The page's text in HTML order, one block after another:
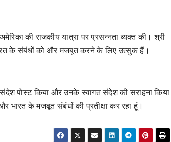
की राजकीय यात्रा पर प्रसन्नता व्यक्त की। श्री
के संबंधों को और मजबूत करने के लिए उत्सुक हैं।
संदेश पोस्ट किया और उनके स्वागत संदेश की सराहना किया
भारत के मजबूत संबंधों की प्रतीक्षा कर रहा हूं।